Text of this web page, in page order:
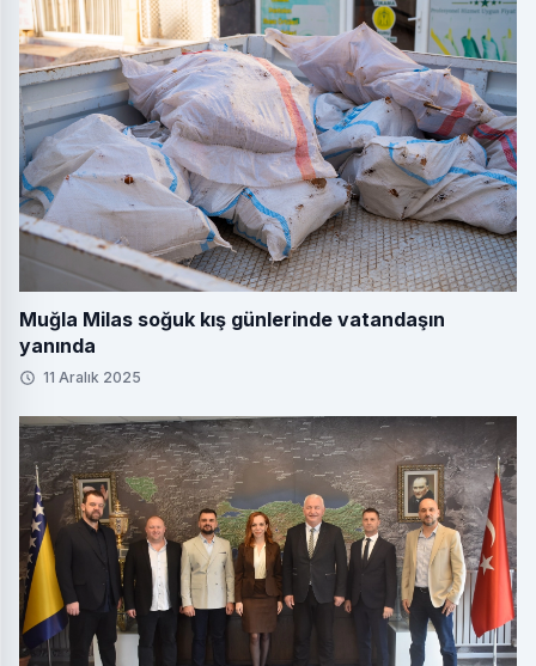
Muğla Milas soğuk kış günlerinde vatandaşın
yanında
11 Aralık 2025